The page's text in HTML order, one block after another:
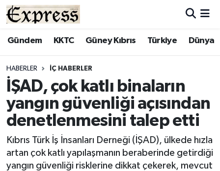
Gündem KKTC Güney Kıbrıs Türkiye Dünya
HABERLER İÇ HABERLER
İŞAD, çok katlı binaların
yangın güvenliği açısından
denetlenmesini talep etti
Kıbrıs Türk İş İnsanları Derneği (İŞAD), ülkede hızla
artan çok katlı yapılaşmanın beraberinde getirdiği
yangın güvenliği risklerine dikkat çekerek, mevcut
ALAYKÖY
BİLİM
ÇATALKÖY
DÜNYA
EĞİTİM
Hava Durumu
Süper Lig Puan Durumu ve Fikstür
Tüm Manşetler
Son Dakika Haberleri
Haber Arşivi